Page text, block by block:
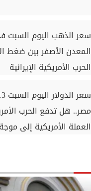
سعر الذهب اليوم السبت
المعدن الأصفر بين ضغط
الحرب الأمريكية الإيرانية
مصر.. هل تدفع الحرب
العملة الأمريكية إلى